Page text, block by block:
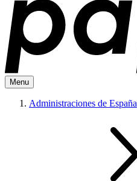
Menu
Administraciones de España